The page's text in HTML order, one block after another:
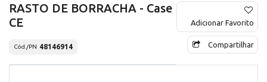
RASTO DE BORRACHA - Case
CE
Cód./PN 48146914
Adicionar Favorito
Compartilhar